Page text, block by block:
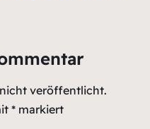
veröffentlicht.
* markiert